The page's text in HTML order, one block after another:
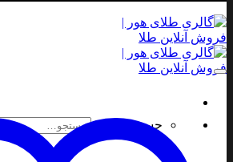
جستجو برای: